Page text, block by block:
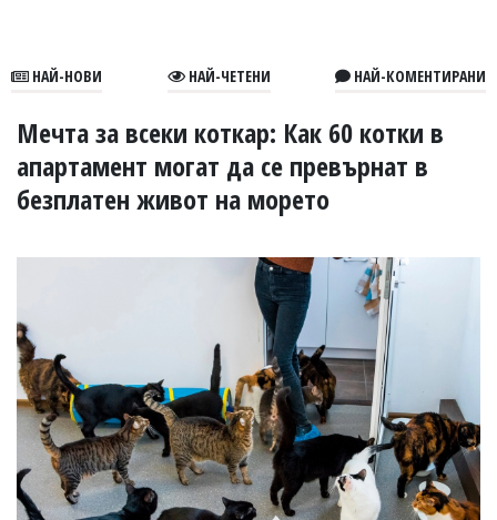
В
УКРАЙНА
СПОРТ
БИЗНЕС
Управители:
Веселин
Василев,
email:
v.vasilev@flagman.bg
Касабова,
еmail:
k.kassabova@flagman.bg
НАЙ-НОВИ НАЙ-ЧЕТЕНИ НАЙ-КОМЕНТИРАНИ
Мечта за всеки коткар: Как 60 котки в
апартамент могат да се превърнат в
безплатен живот на морето